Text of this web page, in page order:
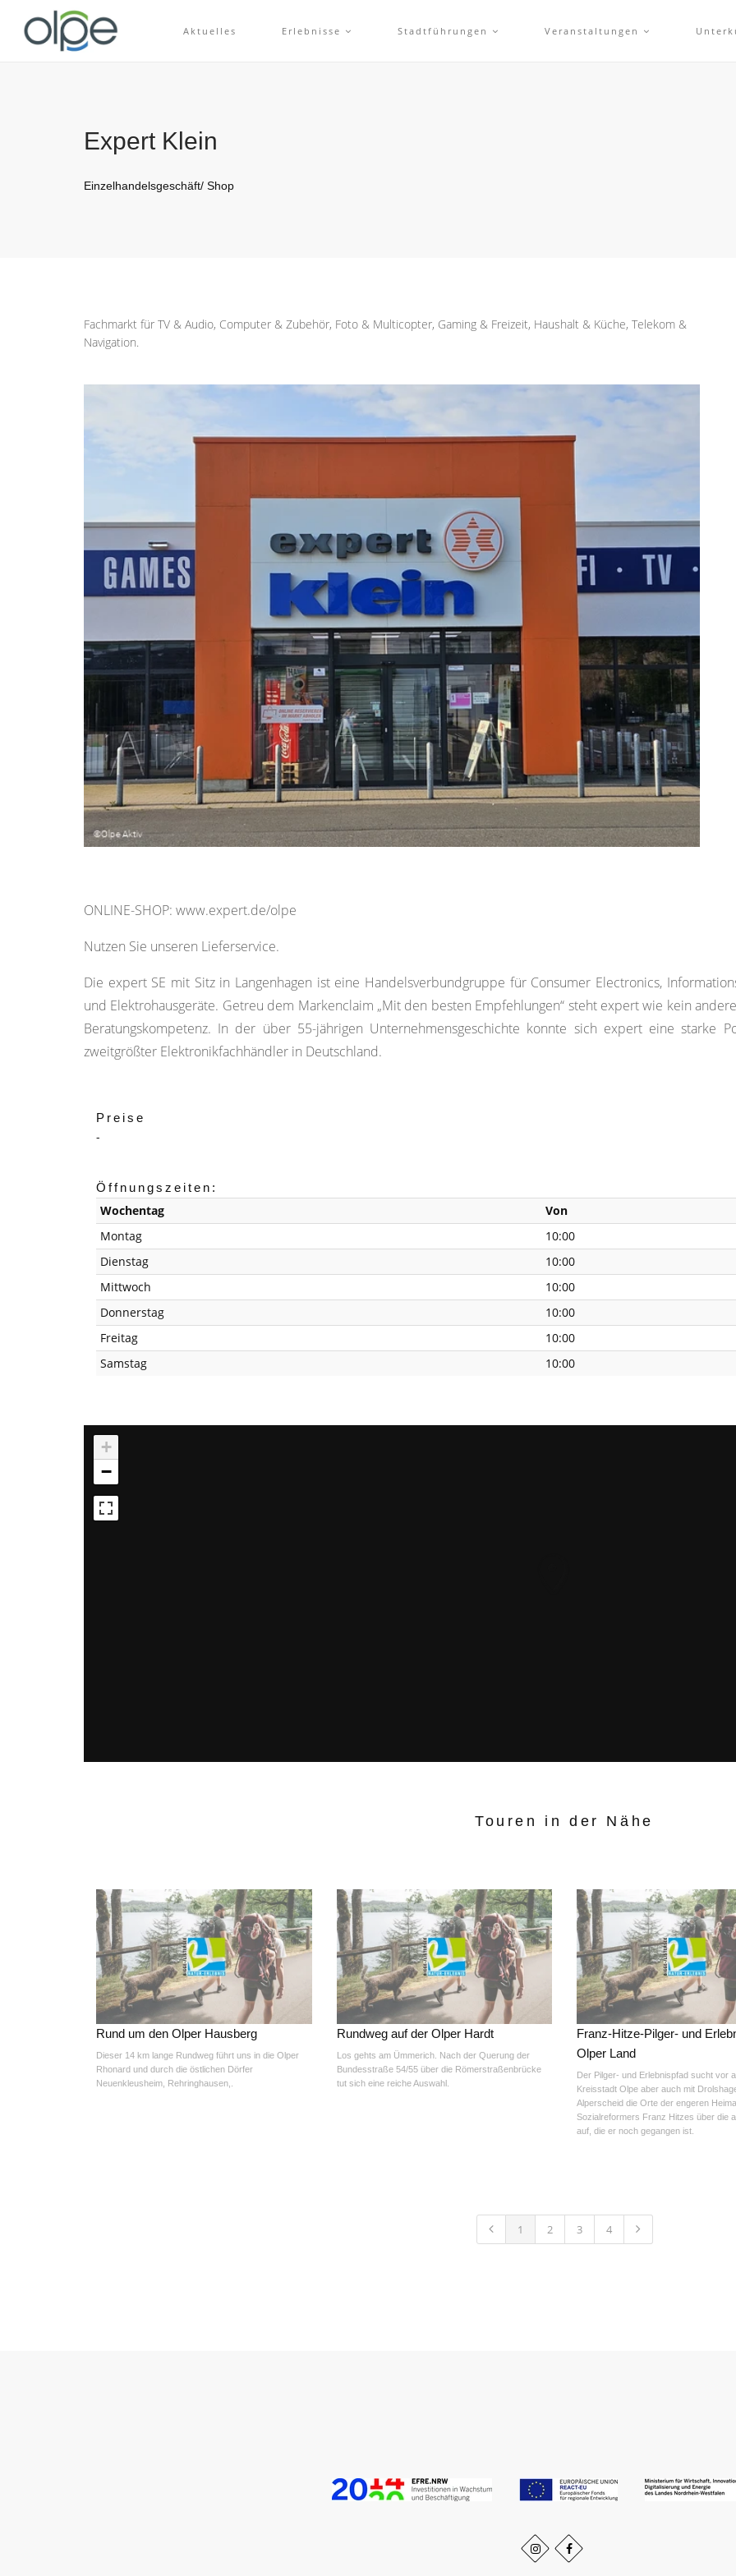
Aktuelles Erlebnisse Stadtführungen Veranstaltungen
Expert Klein
Einzelhandelsgeschäft/ Shop
Fachmarkt für TV & Audio, Computer & Zubehör, Foto & Multicopter, Gaming & Freizeit, Haushalt & Küche, Telekom &
Navigation.
ONLINE-SHOP: www.expert.de/olpe
Nutzen Sie unseren Lieferservice.
Die expert SE mit Sitz in Langenhagen ist eine Handelsverbundgruppe für Consumer Electronics,
und Elektrohausgeräte. Getreu dem Markenclaim „Mit den besten Empfehlungen“ steht expert wie kein
Beratungskompetenz. In der über 55-jährigen Unternehmensgeschichte konnte sich expert eine starke
zweitgrößter Elektronikfachhändler in Deutschland.
Preise
-
Öffnungszeiten:
Wochentag Von
Montag
10:00
Dienstag
10:00
Mittwoch
10:00
Donnerstag
10:00
Freitag
10:00
Samstag
10:00
+
−
Touren in der Nähe
Rund um den Olper Hausberg
Dieser 14 km lange Rundweg führt uns in die Olper
Rhonard und durch die östlichen Dörfer
Neuenkleusheim, Rehringhausen,.
Rundweg auf der Olper Hardt
Los gehts am Ümmerich. Nach der Querung der
Bundesstraße 54/55 über die Römerstraßenbrücke
tut sich eine reiche Auswahl.
Franz-Hitze-Pilger- und
Olper Land
Der Pilger- und Erlebnispfad sucht vor
Kreisstadt Olpe aber auch mit
Alperscheid die Orte der engeren
Sozialreformers Franz Hitzes über die
auf, die er noch gegangen ist.
1 2 3 4